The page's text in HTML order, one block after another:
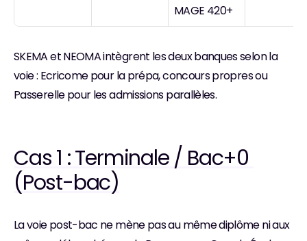
MAGE 420+
SKEMA et NEOMA intègrent les deux banques selon la
voie : Ecricome pour la prépa, concours propres ou
Passerelle pour les admissions parallèles.
Cas 1 : Terminale / Bac+0
(Post-bac)
La voie post-bac ne mène pas au même diplôme ni aux